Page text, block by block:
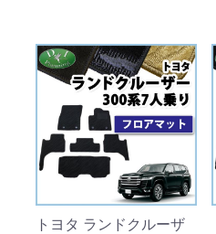
トヨタ ランドクルーザ